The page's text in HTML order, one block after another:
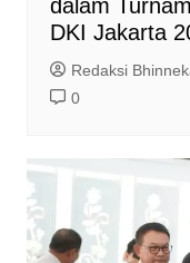
dalam
DKI Jakarta
Redaksi
0